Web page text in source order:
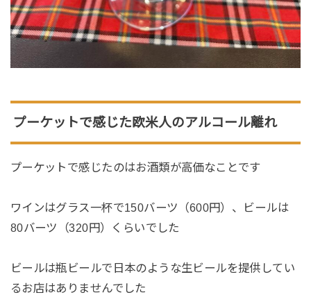
プーケットで感じた欧米人のアルコール離れ
プーケットで感じたのはお酒類が高価なことです
ワインはグラス一杯で150バーツ（600円）、ビールは
80バーツ（320円）くらいでした
ビールは瓶ビールで日本のような生ビールを提供してい
るお店はありませんでした